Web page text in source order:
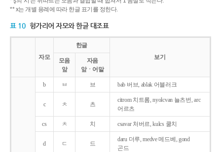
** x는 개별 용례에 따라 한글 표기를 정한다.
표 10 헝가리어 자모와 한글 대조표
자모
한글
보기
모음
앞
자음
앞ㆍ어말
b ㅂ 브 bab 버브, ablak 어블러크
c ㅊ 츠
citrom 치트롬, nyolcvan 뇰츠번, arc
어르츠
cs ㅊ 치 csavar 처버르, kulcs 쿨치
d ㄷ 드
daru 더루, medve 메드베, gond
곤드